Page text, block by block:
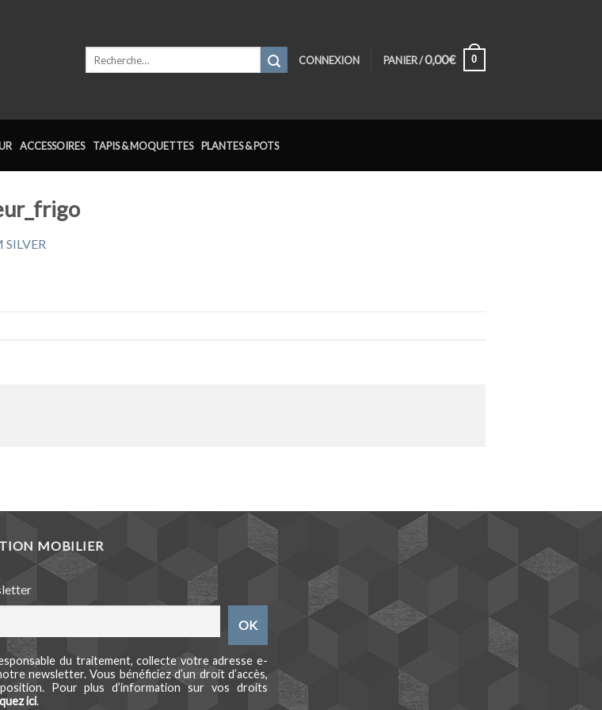
CONNEXION PANIER /0,00€ 0
ACCESSOIRES TAPIS & MOQUETTES PLANTES & POTS
SILVER
MOBILIER
du traitement, collecte votre adresse e-
newsletter. Vous bénéficiez d’un droit d’accès,
Pour plus d’information sur vos droits
ici.